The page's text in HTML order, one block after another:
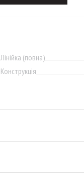
Лінійка (повна)
Конструкція